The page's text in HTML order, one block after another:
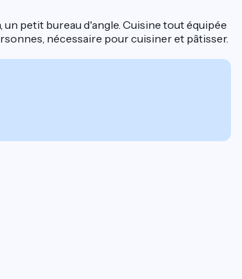
un petit bureau d'angle. Cuisine tout équipée
nécessaire pour cuisiner et pâtisser.